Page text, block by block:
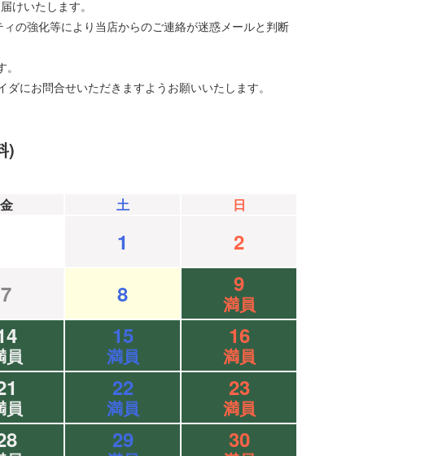
けいたします。
の強化等により当店からのご連絡が迷惑メールと判断
にお問合せいただきますようお願いいたします。
)
金 土 日
1
2
7 8 9
満員
員
15
満員
16
満員
員
22
満員
23
満員
29 30